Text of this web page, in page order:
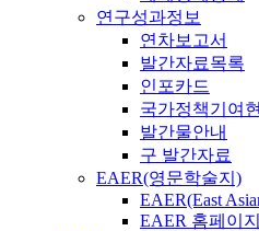
연구성과정보
연차보고서
발간자료목록
인포카드
국가정책기여
발간물안내
구 발간자료
EAER(영문학술지)
EAER(East
EAER 홈페이